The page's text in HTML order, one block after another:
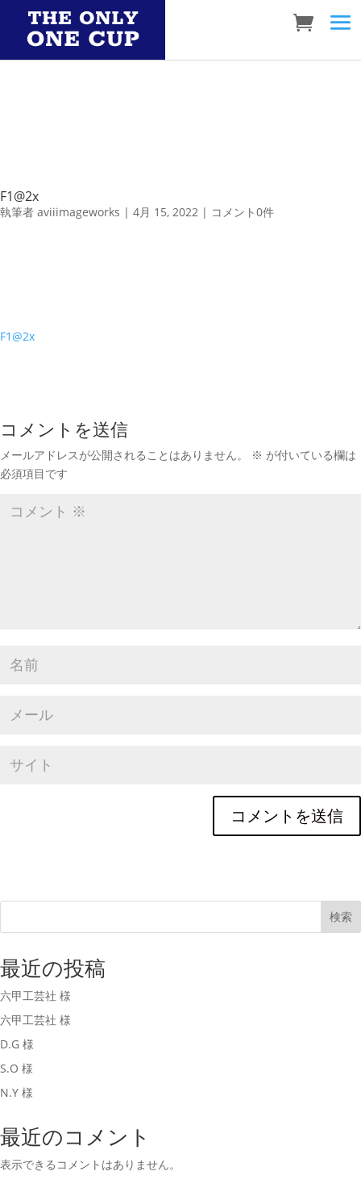
F1@2x
執筆者 aviiimageworks | 4月 15, 2022 | コメント0件
F1@2x
コメントを送信
メールアドレスが公開されることはありません。 ※ が付いている欄は
必須項目です
検索
最近の投稿
六甲工芸社 様
六甲工芸社 様
D.G 様
S.O 様
N.Y 様
最近のコメント
表示できるコメントはありません。